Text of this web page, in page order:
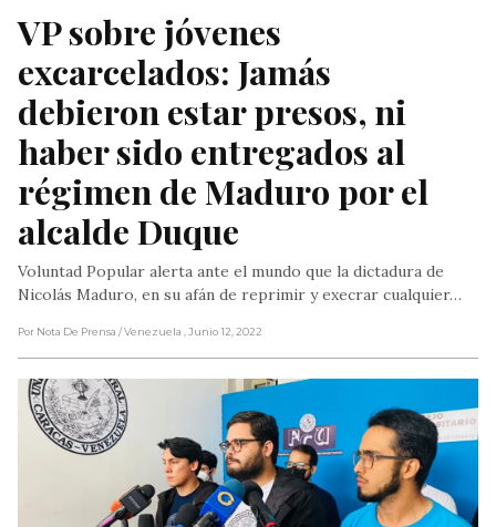
VP sobre jóvenes
excarcelados: Jamás
debieron estar presos, ni
haber sido entregados al
régimen de Maduro por el
alcalde Duque
Voluntad Popular alerta ante el mundo que la dictadura de
Nicolás Maduro, en su afán de reprimir y execrar cualquier…
Por Nota De Prensa / Venezuela , Junio 12, 2022